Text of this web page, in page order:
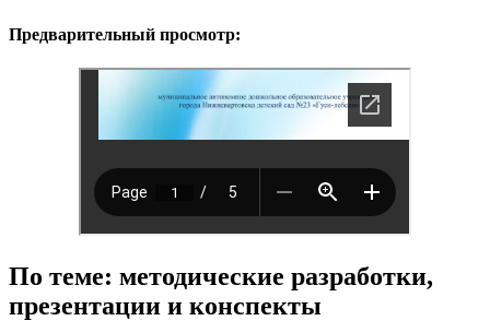
Предварительный просмотр:
По теме: методические разработки,
презентации и конспекты